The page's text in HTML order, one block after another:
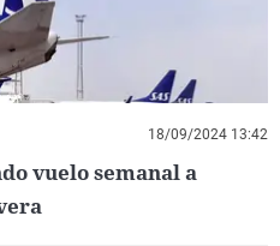
18/09/2024 13:42
vuelo semanal a